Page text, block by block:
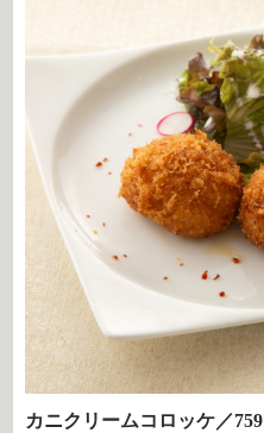
カニクリームコロッケ／759